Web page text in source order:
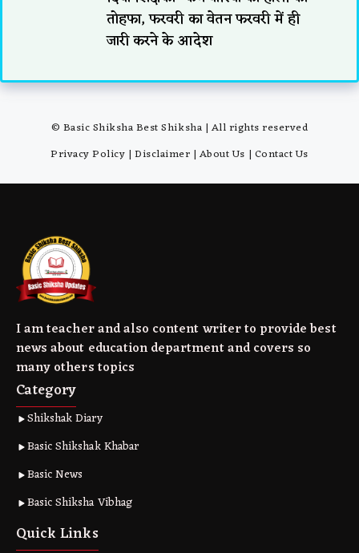
तोहफा, फरवरी का वेतन फरवरी में ही
जारी करने के आदेश
© Basic Shiksha Best Shiksha | All rights reserved
Privacy Policy |Disclaimer | About Us | Contact Us
I am teacher and also content writer to provide best
news about education department and covers so
many others topics
Category
Shikshak Diary
Basic Shikshak Khabar
Basic News
Basic Shiksha Vibhag
Quick Links